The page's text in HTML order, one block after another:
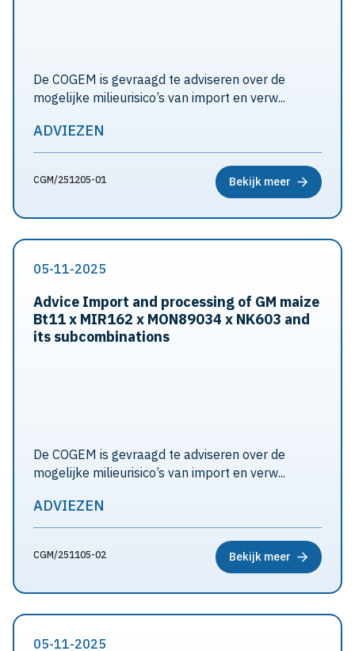
De COGEM is gevraagd te adviseren over de
mogelijke milieurisico’s van import en verw...
ADVIEZEN
CGM/251205-01 Bekijk meer
05-11-2025
Advice Import and processing of GM maize
Bt11 x MIR162 x MON89034 x NK603 and
its subcombinations
De COGEM is gevraagd te adviseren over de
mogelijke milieurisico’s van import en verw...
ADVIEZEN
CGM/251105-02 Bekijk meer
05-11-2025